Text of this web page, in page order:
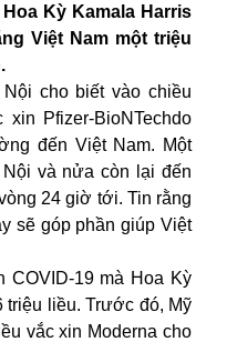
Kỳ Kamala Harris
Việt Nam một triệu
cho biết vào chiều
xin Pfizer-BioNTechdo
đến Việt Nam. Một
và nửa còn lại đến
24 giờ tới. Tin rằng
sẽ góp phần giúp Việt
COVID-19 mà Hoa Kỳ
triệu liều. Trước đó, Mỹ
vắc xin Moderna cho